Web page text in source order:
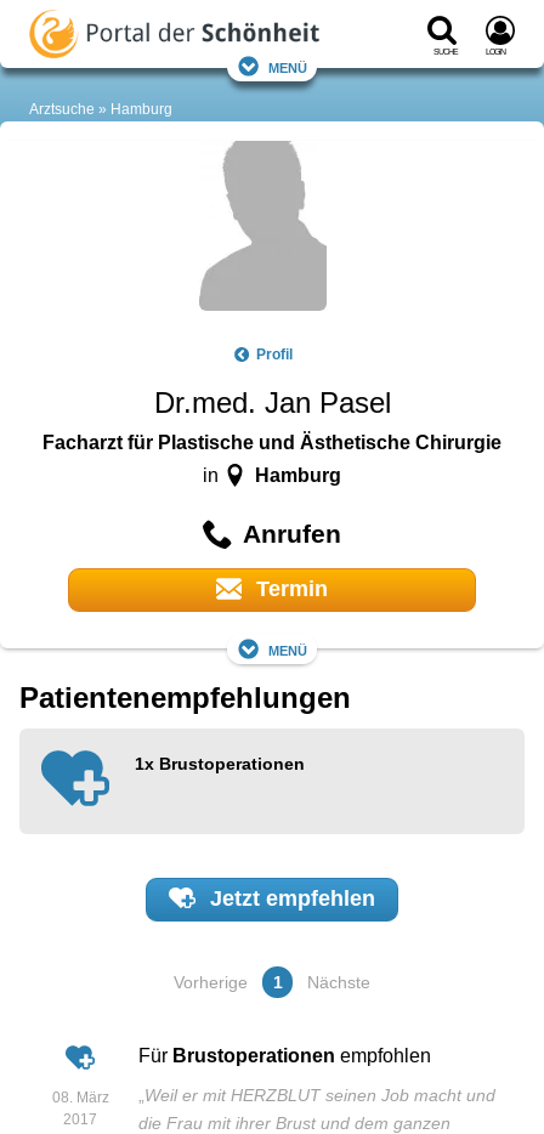
Suche Login
Menü
Arztsuche Hamburg
Profil
Dr.med. Jan Pasel
Facharzt für Plastische und Ästhetische Chirurgie
in Hamburg
Anrufen
Termin
Menü
Patientenempfehlungen
1x Brustoperationen
Jetzt empfehlen
Vorherige 1 Nächste
08. März
2017
Für Brustoperationen empfohlen
Weil er mit HERZBLUT seinen Job macht und
die Frau mit ihrer Brust und dem ganzen